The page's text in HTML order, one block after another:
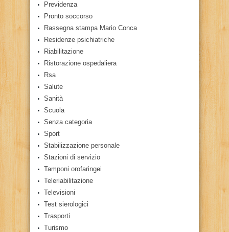
Previdenza
Pronto soccorso
Rassegna stampa Mario Conca
Residenze psichiatriche
Riabilitazione
Ristorazione ospedaliera
Rsa
Salute
Sanità
Scuola
Senza categoria
Sport
Stabilizzazione personale
Stazioni di servizio
Tamponi orofaringei
Teleriabilitazione
Televisioni
Test sierologici
Trasporti
Turismo